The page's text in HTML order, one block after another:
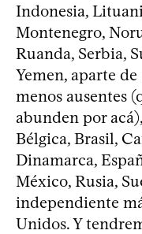
Indonesia,
Montenegro,
Ruanda, Serbia,
Yemen, aparte
menos ausentes
abunden por
Bélgica, Brasil,
Dinamarca,
México, Rusia,
independiente
Unidos. Y